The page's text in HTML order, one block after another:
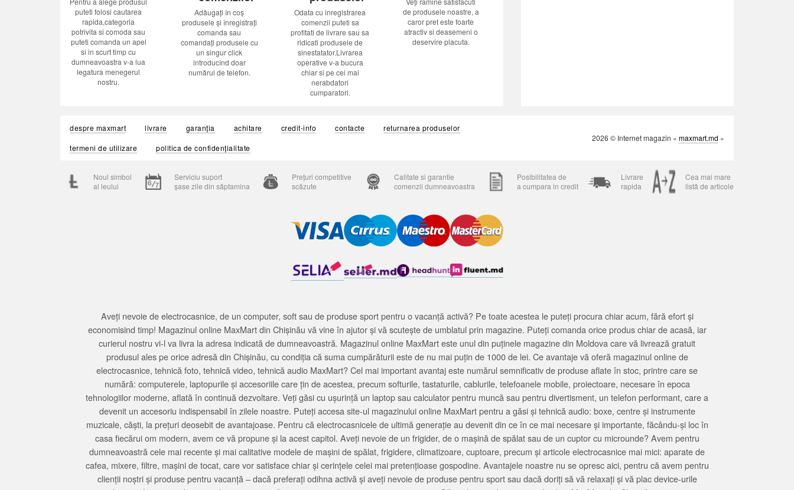
puteti folosi cautarea
rapida,categoria
potrivita si comoda sau
puteti comanda un apel
si in scurt timp cu
dumneavoastra v-a lua
legatura menegerul
nostru.
Adăugați în coș
produsele și înregistrați
comanda sau
comandați produsele cu
un singur click
introducînd doar
numărul de telefon.
Odata cu inregistrarea
comenzii puteti sa
profitati de livrare sau sa
ridicati produsele de
sinestatator.Livrarea
operative v-a bucura
chiar si pe cei mai
nerabdatori
cumparatori.
de produsele noastre, a
caror pret este foarte
atractiv si deasemeni o
deservire placuta.
despre maxmart livrare garanția achitare credit-info contacte
returnarea produselor
termeni de utilizare
politica de confidențialitate
2026 © Internet magazin « maxmart.md »
Noul simbol
al leului
Serviciu suport
șase zile din săptamina
Prețuri competitive
scăzute
Calitate si garantie
comenzii dumneavoastra
Posibilitatea de
a cumpara in credit
Livrare
rapida
Cea mai mare
listă de articole
Aveți nevoie de electrocasnice, de un computer, soft sau de produse sport pentru o vacanță activă? Pe toate acestea le puteți procura chiar acum, fără efort și
economisind timp! Magazinul online MaxMart din Chișinău vă vine în ajutor și vă scutește de umblatul prin magazine. Puteți comanda orice produs chiar de acasă, iar
curierul nostru vi-l va livra la adresa indicată de dumneavoastră. Magazinul online MaxMart este unul din puținele magazine din Moldova care vă livrează gratuit
produsul ales pe orice adresă din Chișinău, cu condiția că suma cumpărăturii este de nu mai puțin de 1000 de lei. Ce avantaje vă oferă magazinul online de
electrocasnice, tehnică foto, tehnică video, tehnică audio MaxMart? Cel mai important avantaj este numărul semnificativ de produse aflate în stoc, printre care se
numără: computerele, laptopurile și accesoriile care țin de acestea, precum softurile, tastaturile, cablurile, telefoanele mobile, proiectoare, necesare în epoca
tehnologiilor moderne, aflată în continuă dezvoltare. Veți găsi cu ușurință un laptop sau calculator pentru muncă sau pentru divertisment, un telefon performant, care a
devenit un accesoriu indispensabil în zilele noastre. Puteți accesa site-ul magazinului online MaxMart pentru a găsi și tehnică audio: boxe, centre și instrumente
muzicale, căști, la prețuri deosebit de avantajoase. Pentru că electrocasnicele de ultimă generație au devenit din ce în ce mai necesare și importante, făcându-și loc în
casa fiecărui om modern, avem ce vă propune și la acest capitol. Aveți nevoie de un frigider, de o mașină de spălat sau de un cuptor cu microunde? Avem pentru
dumneavoastră cele mai recente și mai calitative modele de mașini de spălat, frigidere, climatizoare, cuptoare, precum și articole electrocasnice mai mici: aparate de
cafea, mixere, filtre, mașini de tocat, care vor satisface chiar și cerințele celei mai pretențioase gospodine. Avantajele noastre nu se opresc aici, pentru că avem pentru
clienții noștri și produse pentru vacanță – dacă preferați odihna activă și aveți nevoie de produse pentru sport sau dacă doriți să vă relaxați și vă plac device-urile